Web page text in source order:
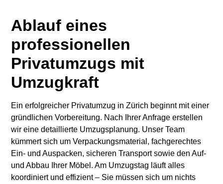
Ablauf eines
professionellen
Privatumzugs mit
Umzugkraft
Ein erfolgreicher Privatumzug in Zürich beginnt mit einer
gründlichen Vorbereitung. Nach Ihrer Anfrage erstellen
wir eine detaillierte Umzugsplanung. Unser Team
kümmert sich um Verpackungsmaterial, fachgerechtes
Ein- und Auspacken, sicheren Transport sowie den Auf-
und Abbau Ihrer Möbel. Am Umzugstag läuft alles
koordiniert und effizient – Sie müssen sich um nichts